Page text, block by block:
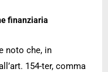
finanziaria
noto che, in
154-ter, comma